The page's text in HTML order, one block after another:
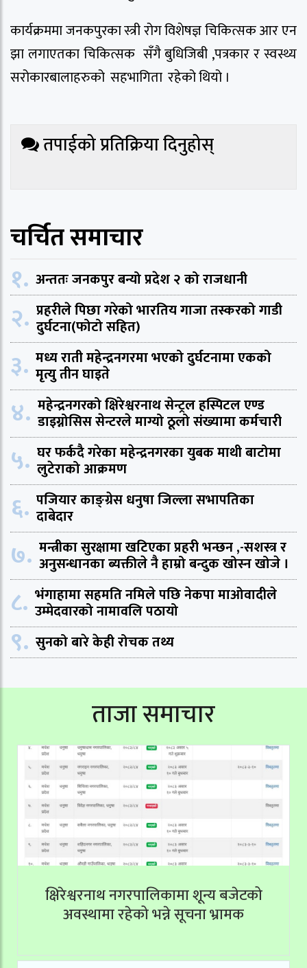
कार्यक्रममा जनकपुरका स्त्री रोग विशेषज्ञ चिकित्सक आर एन
झा लगाएतका चिकित्सक सँगै बुधिजिबी ,पत्रकार र स्वस्थ्य
सरोकारबालाहरुको सहभागिता रहेको थियो ।
तपाईको प्रतिक्रिया दिनुहोस्
चर्चित समाचार
१. अन्ततः जनकपुर बन्यो प्रदेश २ को राजधानी
२. प्रहरीले पिछा गरेको भारतिय गाजा तस्करको गाडी
दुर्घटना(फोटो सहित)
३. मध्य राती महेन्द्रनगरमा भएको दुर्घटनामा एकको
मृत्यु तीन घाइते
४. महेन्द्रनगरको क्षिरेश्वरनाथ सेन्ट्रल हस्पिटल एण्ड
डाइग्नोसिस सेन्टरले माग्यो ठूलो संख्यामा कर्मचारी
५. घर फर्कदै गरेका महेन्द्रनगरका युबक माथी बाटोमा
लुटेराको आक्रमण
६. पजियार काङ्ग्रेस धनुषा जिल्ला सभापतिका
दाबेदार
७. मन्त्रीका सुरक्षामा खटिएका प्रहरी भन्छन ,-सशस्त्र र
अनुसन्धानका ब्यक्तीले नै हाम्रो बन्दुक खोस्न खोजे ।
८. भंगाहामा सहमति नमिले पछि नेकपा माओवादीले
उम्मेदवारको नामावलि पठायो
९. सुनको बारे केही रोचक तथ्य
ताजा समाचार
क्षिरेश्वरनाथ नगरपालिकामा शून्य बजेटको
अवस्थामा रहेको भन्ने सूचना भ्रामक